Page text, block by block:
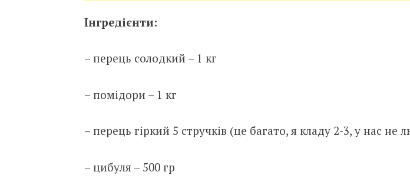
Інгредієнти:
– перець солодкий – 1 кг
– помідори – 1 кг
– перець гіркий 5 стручків (це багато, я кладу 2-3, у нас не
– цибуля – 500 гр